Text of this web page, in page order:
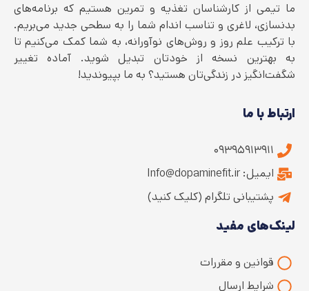
ما تیمی از کارشناسان تغذیه و تمرین هستیم که برنامه‌های
بدنسازی، لاغری و تناسب اندام شما را به سطحی جدید می‌بریم.
با ترکیب علم روز و روش‌های نوآورانه، به شما کمک می‌کنیم تا
به بهترین نسخه از خودتان تبدیل شوید. آماده تغییر
شگفت‌انگیز در زندگی‌تان هستید؟ به ما بپیوندید!
ارتباط با ما
۰۹۳۹۵۹۱۳۹۱۱
ایمیل: Info@dopaminefit.ir
پشتیبانی تلگرام (کلیک کنید)
لینک‌های مفید
قوانین و مقررات
شرایط ارسال